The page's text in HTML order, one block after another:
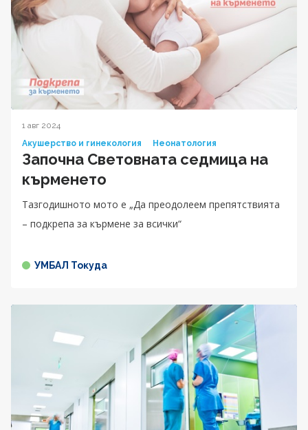
1 авг 2024
Акушерство и гинекология
Неонатология
Започна Световната седмица на
кърменето
Тазгодишното мото е „Да преодолеем препятствията
– подкрепа за кърмене за всички“
УМБАЛ Токуда